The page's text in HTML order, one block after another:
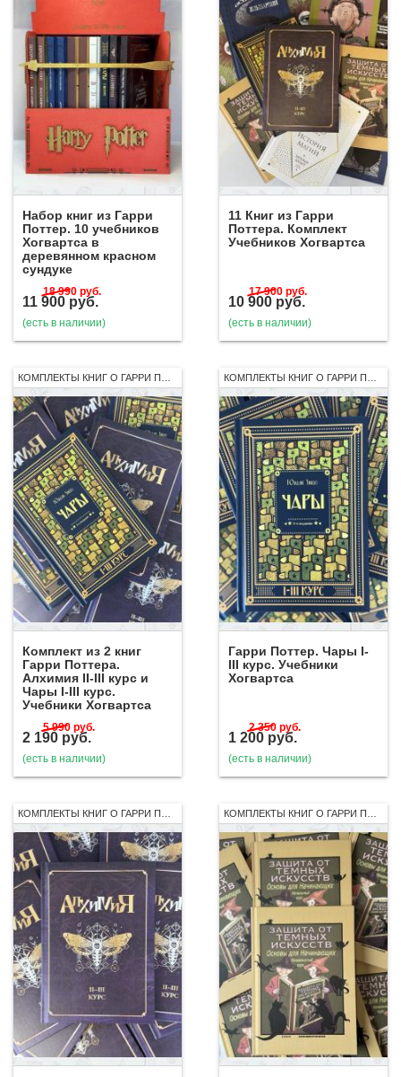
Набор книг из Гарри
Поттер. 10 учебников
Хогвартса в
деревянном красном
сундуке
18 990 руб.
11 900 руб.
(есть в наличии)
11 Книг из Гарри
Поттера. Комплект
Учебников Хогвартса
17 900 руб.
10 900 руб.
(есть в наличии)
КОМПЛЕКТЫ КНИГ О ГАРРИ ПОТТЕРЕ
Комплект из 2 книг
Гарри Поттера.
Алхимия II-III курс и
Чары I-III курс.
Учебники Хогвартса
5 990 руб.
2 190 руб.
(есть в наличии)
КОМПЛЕКТЫ КНИГ О ГАРРИ ПОТТЕРЕ
Гарри Поттер. Чары I-
III курс. Учебники
Хогвартса
2 350 руб.
1 200 руб.
(есть в наличии)